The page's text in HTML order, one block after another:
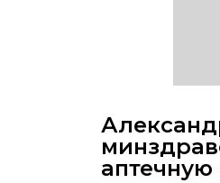
аптечную